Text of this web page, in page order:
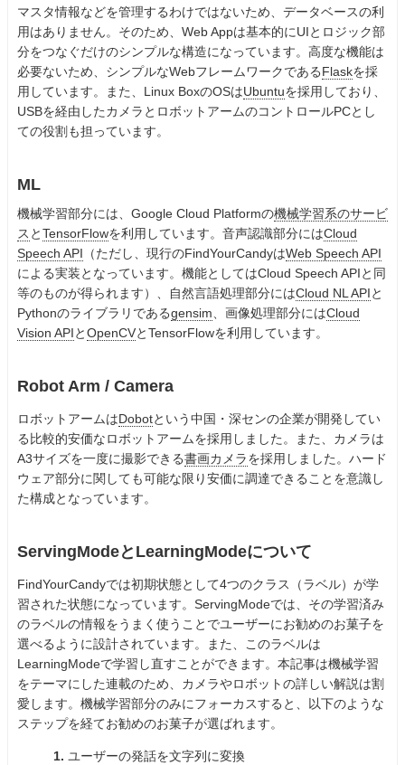
マスタ情報などを管理するわけではないため、データベースの利
用はありません。そのため、Web Appは基本的にUIとロジック部
分をつなぐだけのシンプルな構造になっています。高度な機能は
必要ないため、シンプルなWebフレームワークであるFlaskを採
用しています。また、Linux BoxのOSはUbuntuを採用しており、
USBを経由したカメラとロボットアームのコントロールPCとし
ての役割も担っています。
ML
機械学習部分には、Google Cloud Platformの機械学習系のサービ
ス とTensorFlowを利用しています。音声認識部分にはCloud
Speech API （ただし、現行のFindYourCandyはWeb Speech API
による実装となっています。機能としてはCloud Speech APIと同
等のものが得られます）、自然言語処理部分にはCloud NL APIと
Pythonのライブラリであるgensim 、画像処理部分にはCloud
Vision APIとOpenCVとTensorFlowを利用しています。
Robot Arm / Camera
ロボットアームはDobotという中国・深センの企業が開発してい
る比較的安価なロボットアームを採用しました。また、カメラは
A3サイズを一度に撮影できる書画カメラを採用しました。ハード
ウェア部分に関しても可能な限り安価に調達できることを意識し
た構成となっています。
ServingModeとLearningModeについて
FindYourCandyでは初期状態として4つのクラス（ラベル）が学
習された状態になっています。ServingModeでは、その学習済み
のラベルの情報をうまく使うことでユーザーにお勧めのお菓子を
選べるように設計されています。また、このラベルは
LearningModeで学習し直すことができます。本記事は機械学習
をテーマにした連載のため、カメラやロボットの詳しい解説は割
愛します。機械学習部分のみにフォーカスすると、以下のような
ステップを経てお勧めのお菓子が選ばれます。
1. ユーザーの発話を文字列に変換